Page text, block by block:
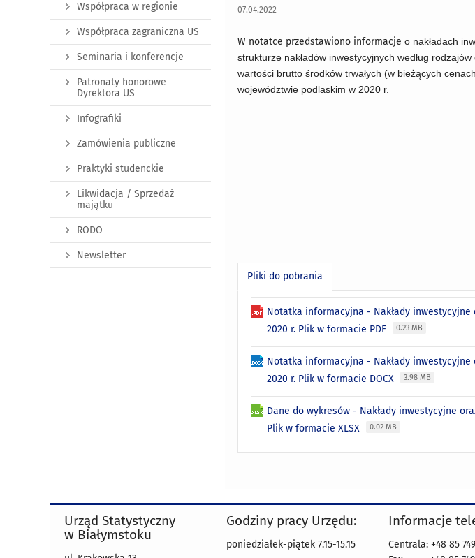
07.04.2022
W notatce przedstawiono informacje o nakładach
strukturze nakładów inwestycyjnych według rodzajów
wartości brutto środków trwałych (w bieżących
województwie podlaskim w 2020 r.
Pliki do pobrania
Notatka informacyjna - Nakłady
2020 r. Plik w formacie PDF
0.23 MB
Notatka informacyjna - Nakłady
2020 r. Plik w formacie DOCX
3.98 MB
Dane do wykresów - Nakłady inwestycyjne
Plik w formacie XLSX
0.02 MB
Współpraca w regionie
Współpraca zagraniczna US
Seminaria i konferencje
Patronaty honorowe
Dyrektora US
Infografiki
Zamówienia publiczne
Praktyki studenckie
Likwidacja / Sprzedaż
majątku
RODO
Newsletter
Urząd Statystyczny
w Białymstoku
Godziny pracy Urzędu:
poniedziałek-piątek 7.15-15.15
Informacje
Centrala: +48 85